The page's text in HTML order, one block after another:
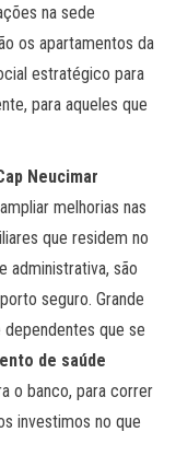
na sede
os apartamentos da
estratégico para
para aqueles que
Neucimar
melhorias nas
que residem no
administrativa, são
seguro. Grande
que se
de saúde
o banco, para correr
investimos no que